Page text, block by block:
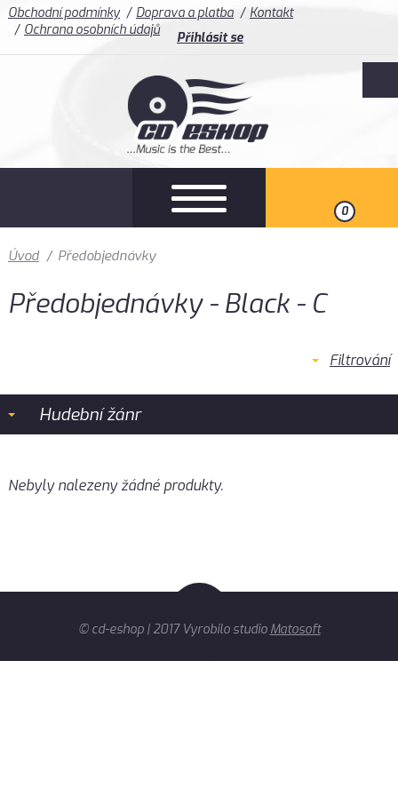
Obchodní podmínky Doprava a platba
Kontakt
Ochrana osobních údajů
Přihlásit se
0
Úvod / Předobjednávky
Předobjednávky - Black - C
Filtrování
Hudební žánr
Nebyly nalezeny žádné produkty.
© cd-eshop | 2017 Vyrobilo studio Matosoft